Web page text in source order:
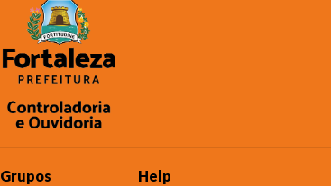
Grupos
Help